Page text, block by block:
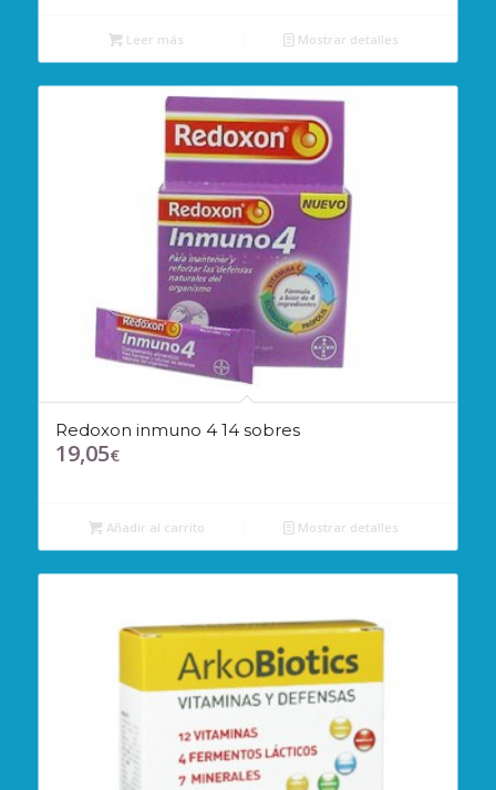
original
era:
38,09€.
es:
33,27€.
Leer más Mostrar detalles
Redoxon inmuno 4 14 sobres
19,05€
Añadir al carrito Mostrar detalles